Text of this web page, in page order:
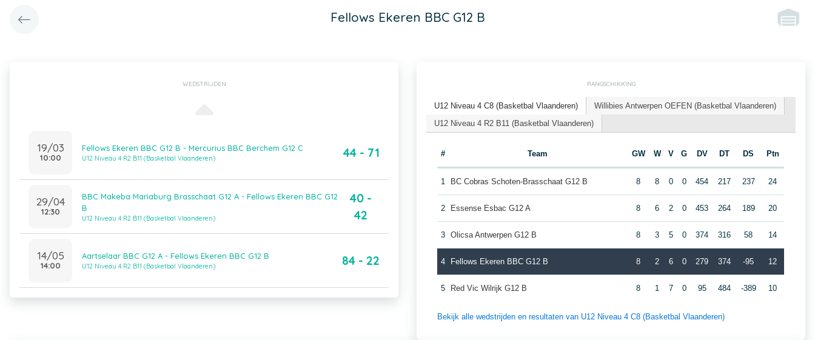
Fellows Ekeren BBC G12 B
WEDSTRIJDEN
19/03
10:00
Fellows Ekeren BBC G12 B - Mercurius BBC Berchem G12 C
U12 Niveau 4 R2 B11 (Basketbal Vlaanderen) 44 - 71
29/04
12:30
BBC Makeba Mariaburg Brasschaat G12 A - Fellows Ekeren BBC G12
B
U12 Niveau 4 R2 B11 (Basketbal Vlaanderen)
40 -
42
14/05
14:00
Aartselaar BBC G12 A - Fellows Ekeren BBC G12 B
U12 Niveau 4 R2 B11 (Basketbal Vlaanderen) 84 - 22
RANGSCHIKKING
U12 Niveau 4 C8 (Basketbal Vlaanderen)
Willibies Antwerpen OEFEN (Basketbal Vlaanderen)
U12 Niveau 4 R2 B11 (Basketbal Vlaanderen)
# Team GW W V G DV DT DS Ptn
1 BC Cobras Schoten-Brasschaat G12 B 8 8 0 0 454 217 237 24
2 Essense Esbac G12 A 8 6 2 0 453 264 189 20
3 Olicsa Antwerpen G12 B 8 3 5 0 374 316 58 14
4 Fellows Ekeren BBC G12 B 8 2 6 0 279 374 -95 12
5 Red Vic Wilrijk G12 B 8 1 7 0 95 484 -389 10
Bekijk alle wedstrijden en resultaten van U12 Niveau 4 C8 (Basketbal Vlaanderen)